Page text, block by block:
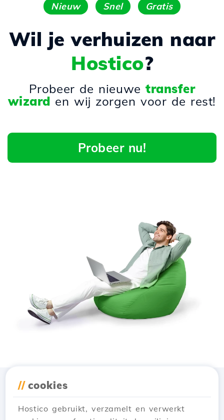
Nieuw Snel Gratis
Wil je verhuizen naar
Hostico?
Probeer de nieuwetransfer
wizard en wij zorgen voor de rest!
Probeer nu!
// cookies
Hostico gebruikt, verzamelt en verwerkt
Download de app